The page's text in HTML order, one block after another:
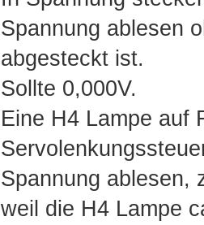
Spannung ablesen
abgesteckt ist.
Sollte 0,000V.
Eine H4 Lampe auf
Spannung ablesen,
weil die H4 Lampe